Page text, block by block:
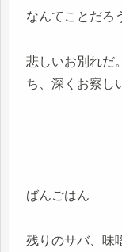
なんてことだろ
悲しいお別れだ
ち、深くお察し
ばんごはん
残りのサバ、味